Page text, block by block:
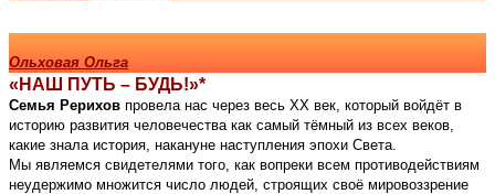
Ольховая Ольга
«НАШ ПУТЬ – БУДЬ!»*
Семья Рерихов провела нас через весь ХХ век, который войдёт в
историю развития человечества как самый тёмный из всех веков,
какие знала история, накануне наступления эпохи Света.
Мы являемся свидетелями того, как вопреки всем противодействиям
неудержимо множится число людей, строящих своё мировоззрение